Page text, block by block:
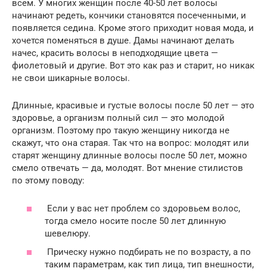
всем. У многих женщин после 40-50 лет волосы
начинают редеть, кончики становятся посеченными, и
появляется седина. Кроме этого приходит новая мода, и
хочется поменяться в душе. Дамы начинают делать
начес, красить волосы в неподходящие цвета —
фиолетовый и другие. Вот это как раз и старит, но никак
не свои шикарные волосы.
Длинные, красивые и густые волосы после 50 лет — это
здоровье, а организм полный сил — это молодой
организм. Поэтому про такую женщину никогда не
скажут, что она старая. Так что на вопрос: молодят или
старят женщину длинные волосы после 50 лет, можно
смело отвечать — да, молодят. Вот мнение стилистов
по этому поводу:
Если у вас нет проблем со здоровьем волос,
тогда смело носите после 50 лет длинную
шевелюру.
Прическу нужно подбирать не по возрасту, а по
таким параметрам, как тип лица, тип внешности,